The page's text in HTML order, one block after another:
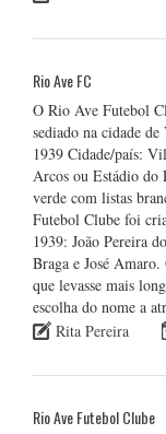
Rio Ave FC
O Rio Ave Futebol
sediado na cidade
1939 Cidade/país:
Arcos ou Estádio do
verde com listas
Futebol Clube foi
1939: João Pereira
Braga e José
que levasse mais
escolha do nome a
Rita Pereira
Rio Ave Futebol Clube